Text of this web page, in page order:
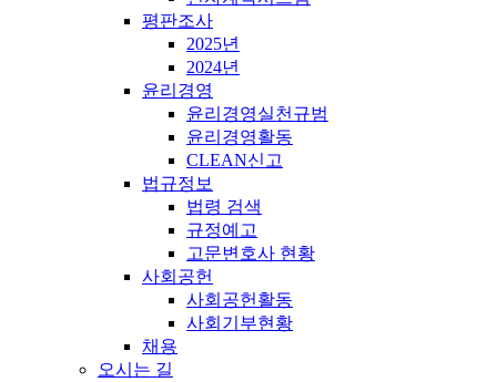
평판조사
2025년
2024년
윤리경영
윤리경영실천규범
윤리경영활동
CLEAN신고
법규정보
법령 검색
규정예고
고문변호사 현황
사회공헌
사회공헌활동
사회기부현황
채용
오시는 길